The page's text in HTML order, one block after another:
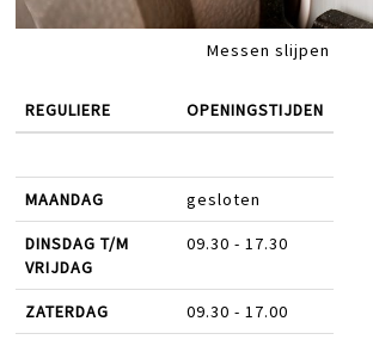
Messen slijpen
REGULIERE OPENINGSTIJDEN
MAANDAG gesloten
DINSDAG T/M
VRIJDAG
09.30 - 17.30
ZATERDAG 09.30 - 17.00